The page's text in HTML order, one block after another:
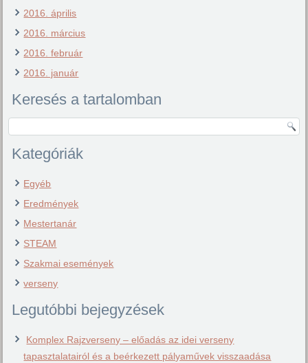
2016. április
2016. március
2016. február
2016. január
Keresés a tartalomban
Kategóriák
Egyéb
Eredmények
Mestertanár
STEAM
Szakmai események
verseny
Legutóbbi bejegyzések
Komplex Rajzverseny – előadás az idei verseny
tapasztalatairól és a beérkezett pályaművek visszaadása